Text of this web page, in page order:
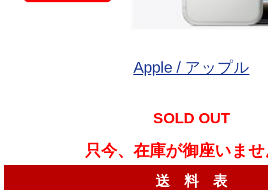
Apple / アップル
SOLD OUT
只今、在庫が御座いま
送 料 表